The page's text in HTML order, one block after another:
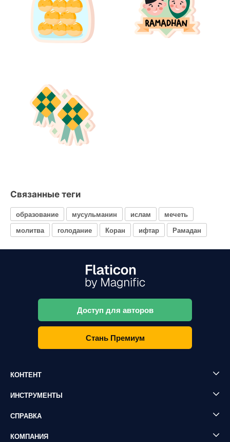
Связанные теги
образование мусульманин ислам
мечеть
молитва
голодание Коран ифтар Рамадан
Доступ для авторов
Стань Премиум
КОНТЕНТ
ИНСТРУМЕНТЫ
СПРАВКА
КОМПАНИЯ